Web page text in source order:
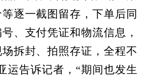
逐一截图留存，下单后同
、支付凭证和物流信息，
拆封、拍照存证，全程不
运告诉记者，“期间也发生